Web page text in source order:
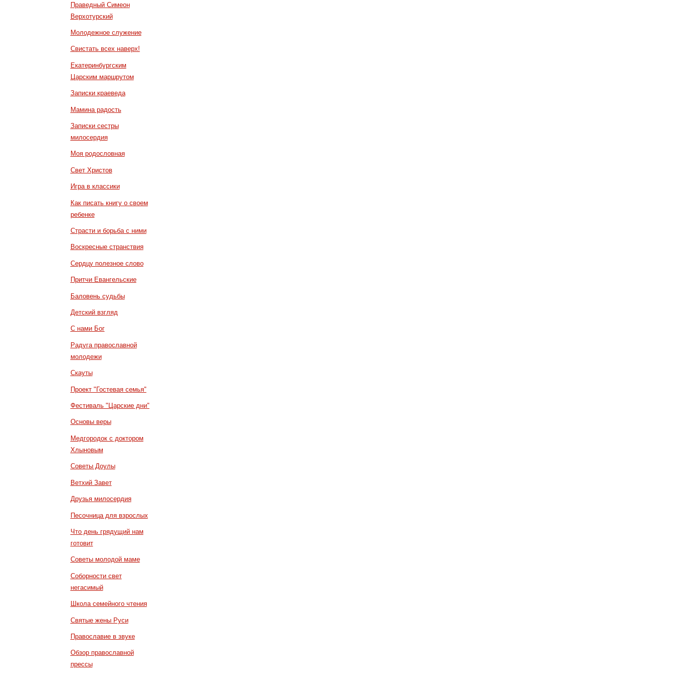
Праведный Симеон
Верхотурский
Молодежное служение
Свистать всех наверх!
Екатеринбургским
Царским маршрутом
Записки краеведа
Мамина радость
Записки сестры
милосердия
Моя родословная
Свет Христов
Игра в классики
Как писать книгу о своем
ребенке
Страсти и борьба с ними
Воскресные странствия
Сердцу полезное слово
Притчи Евангельские
Баловень судьбы
Детский взгляд
С нами Бог
Радуга православной
молодежи
Скауты
Проект "Гостевая семья"
Фестиваль "Царские дни"
Основы веры
Медгородок с доктором
Хлыновым
Советы Доулы
Ветхий Завет
Друзья милосердия
Песочница для взрослых
Что день грядущий нам
готовит
Советы молодой маме
Соборности свет
негасимый
Школа семейного чтения
Святые жены Руси
Православие в звуке
Обзор православной
прессы